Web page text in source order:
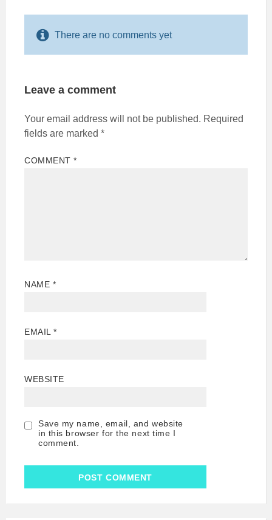
There are no comments yet
Leave a comment
Your email address will not be published. Required
fields are marked *
COMMENT*
NAME *
EMAIL*
WEBSITE
Save my name, email, and website
in this browser for the next time I
comment.